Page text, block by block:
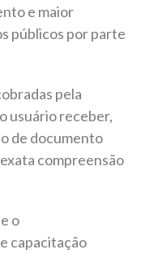
e maior
públicos por parte
pela
usuário receber,
de documento
compreensão
o
capacitação